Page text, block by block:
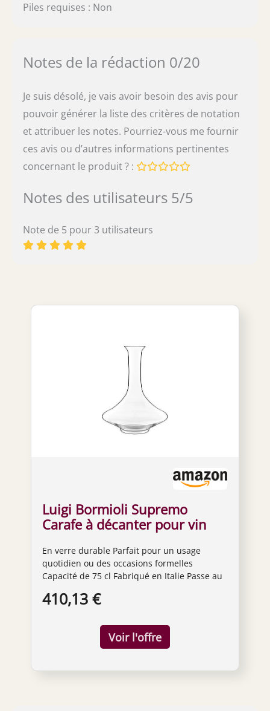
Piles requises : Non
Notes de la rédaction 0/20
Je suis désolé, je vais avoir besoin des avis pour
pouvoir générer la liste des critères de notation
et attribuer les notes. Pourriez-vous me fournir
ces avis ou d’autres informations pertinentes
concernant le produit ? :
Notes des utilisateurs 5/5
Note de 5 pour 3 utilisateurs
Luigi Bormioli Supremo
Carafe à décanter pour vin
En verre durable Parfait pour un usage
quotidien ou des occasions formelles
Capacité de 75 cl Fabriqué en Italie Passe au
410,13 €